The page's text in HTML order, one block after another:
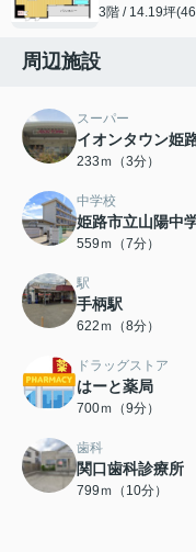
3階 / 14.19坪
周辺施設
スーパー
イオンタウン姫
233ｍ（3分）
中学校
姫路市立山陽中
559ｍ（7分）
駅
手柄駅
622ｍ（8分）
ドラッグストア
はーと薬局
700ｍ（9分）
歯科
関口歯科診療所
799ｍ（10分）